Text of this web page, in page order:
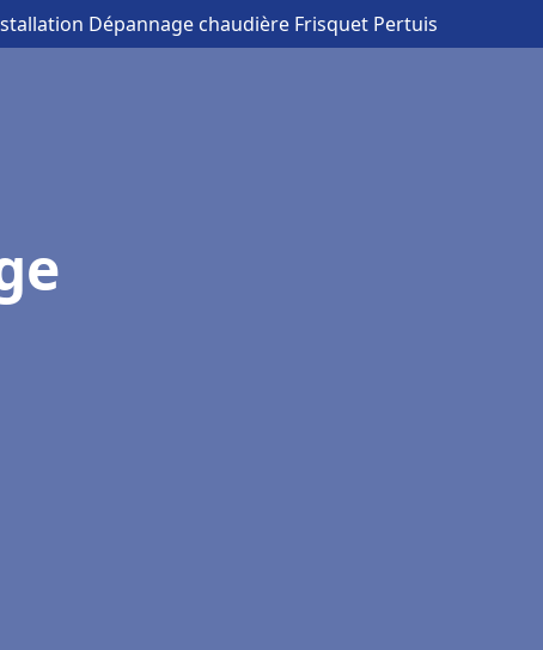
Dépannage chaudière Frisquet Pertuis